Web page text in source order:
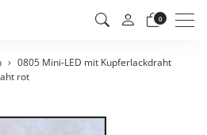
0
0805 Mini-LED mit Kupferlackdraht
rot